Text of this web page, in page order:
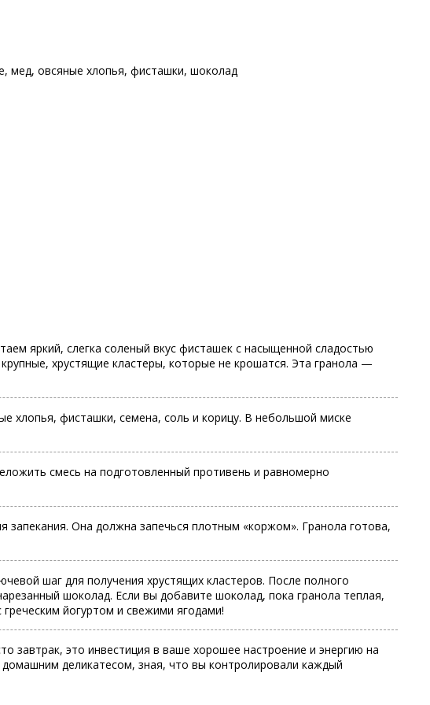
, мед, овсяные хлопья, фисташки, шоколад
яркий, слегка соленый вкус фисташек с насыщенной сладостью
хрустящие кластеры, которые не крошатся. Эта гранола —
хлопья, фисташки, семена, соль и корицу. В небольшой миске
смесь на подготовленный противень и равномерно
запекания. Она должна запечься плотным «коржом». Гранола готова,
шаг для получения хрустящих кластеров. После полного
шоколад. Если вы добавите шоколад, пока гранола теплая,
йогуртом и свежими ягодами!
это инвестиция в ваше хорошее настроение и энергию на
деликатесом, зная, что вы контролировали каждый